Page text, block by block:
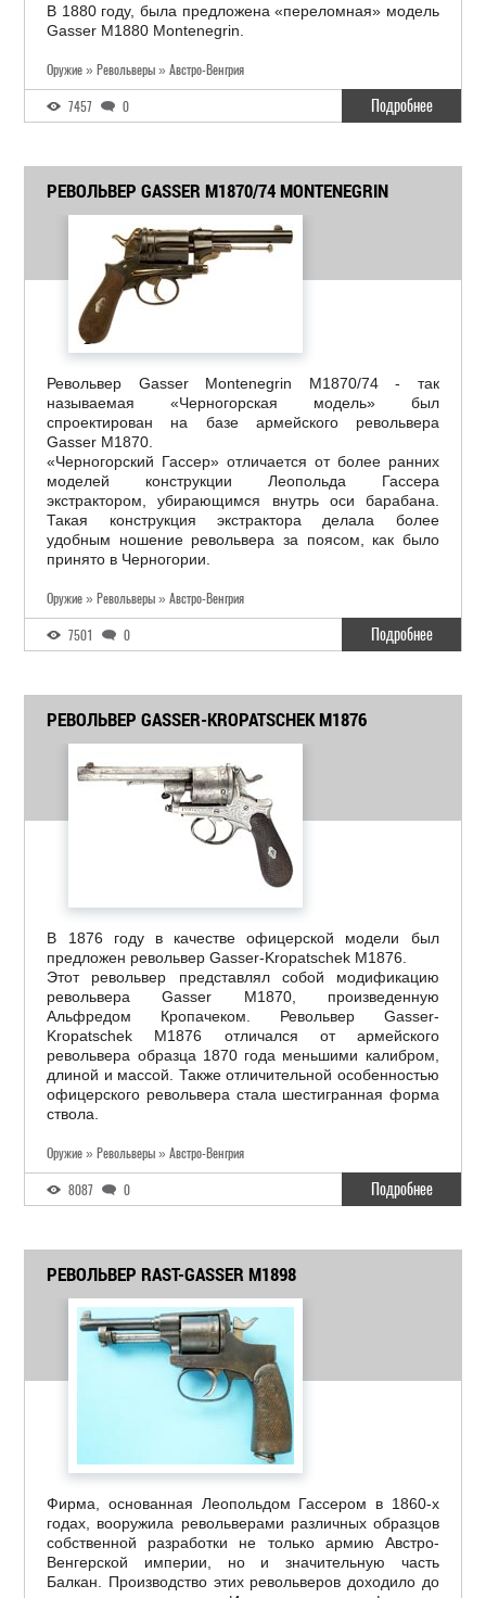
В 1880 году, была предложена «переломная» модель
Gasser M1880 Montenegrin.
Оружие » Револьверы » Австро-Венгрия
7457 0 Подробнее
РЕВОЛЬВЕР GASSER M1870/74 MONTENEGRIN
Револьвер Gasser Montenegrin M1870/74 - так
называемая «Черногорская модель» был
спроектирован на базе армейского револьвера
Gasser M1870.
«Черногорский Гассер» отличается от более ранних
моделей конструкции Леопольда Гассера
экстрактором, убирающимся внутрь оси барабана.
Такая конструкция экстрактора делала более
удобным ношение револьвера за поясом, как было
принято в Черногории.
Оружие » Револьверы » Австро-Венгрия
7501 0 Подробнее
РЕВОЛЬВЕР GASSER-KROPATSCHEK M1876
В 1876 году в качестве офицерской модели был
предложен револьвер Gasser-Kropatschek M1876.
Этот револьвер представлял собой модификацию
револьвера Gasser M1870, произведенную
Альфредом Кропачеком. Револьвер Gasser-
Kropatschek M1876 отличался от армейского
револьвера образца 1870 года меньшими калибром,
длиной и массой. Также отличительной особенностью
офицерского револьвера стала шестигранная форма
ствола.
Оружие » Револьверы » Австро-Венгрия
8087 0 Подробнее
РЕВОЛЬВЕР RAST-GASSER M1898
Фирма, основанная Леопольдом Гассером в 1860-х
годах, вооружила револьверами различных образцов
собственной разработки не только армию Австро-
Венгерской империи, но и значительную часть
Балкан. Производство этих револьверов доходило до